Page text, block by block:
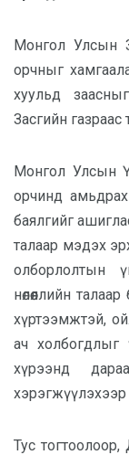
Монгол Улсын
орчныг
хуульд
Засгийн газраас
Монгол Улсын
орчинд
баялгийг
талаар мэдэх
олборлолтын
нөлөөллийн
хүртээмжтэй,
ач холбогдлыг
хүрээнд
хэрэгжүүлэхээр
Тус тогтоолоор,